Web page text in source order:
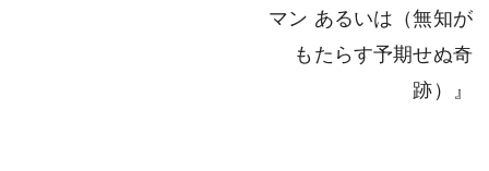
マン あるいは（無知が
もたらす予期せぬ奇
跡）』